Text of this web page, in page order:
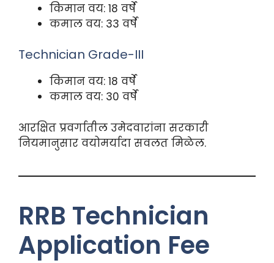
किमान वय: 18 वर्षे
कमाल वय: 33 वर्षे
Technician Grade-III
किमान वय: 18 वर्षे
कमाल वय: 30 वर्षे
आरक्षित प्रवर्गातील उमेदवारांना सरकारी
नियमानुसार वयोमर्यादा सवलत मिळेल.
RRB Technician
Application Fee